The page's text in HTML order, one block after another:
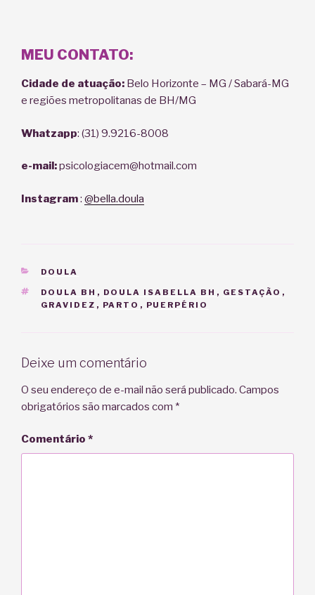
MEU CONTATO:
Cidade de atuação: Belo Horizonte – MG / Sabará-MG
e regiões metropolitanas de BH/MG
Whatzapp: (31) 9.9216-8008
e-mail:psicologiacem@hotmail.com
Instagram: @bella.doula
CATEGORIAS
DOULA
TAGS
DOULA BH , DOULA ISABELLA BH , GESTAÇÃO ,
GRAVIDEZ , PARTO , PUERPÉRIO
Deixe um comentário
O seu endereço de e-mail não será publicado. Campos
obrigatórios são marcados com *
Comentário *